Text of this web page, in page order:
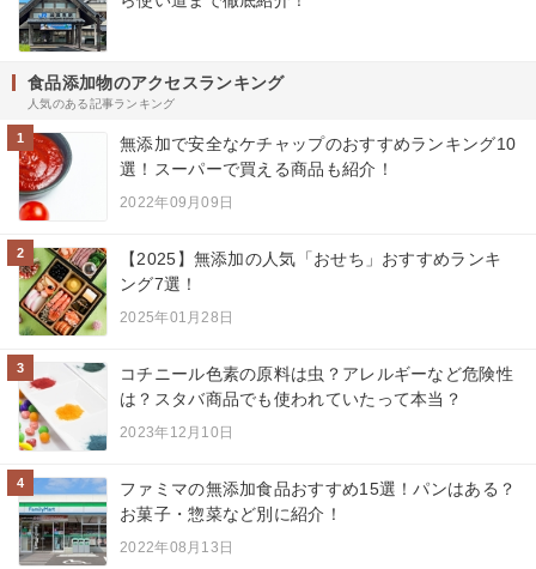
食品添加物のアクセスランキング
人気のある記事ランキング
1
無添加で安全なケチャップのおすすめランキング10
選！スーパーで買える商品も紹介！
2022年09月09日
2
【2025】無添加の人気「おせち」おすすめランキ
ング7選！
2025年01月28日
3
コチニール色素の原料は虫？アレルギーなど危険性
は？スタバ商品でも使われていたって本当？
2023年12月10日
4
ファミマの無添加食品おすすめ15選！パンはある？
お菓子・惣菜など別に紹介！
2022年08月13日